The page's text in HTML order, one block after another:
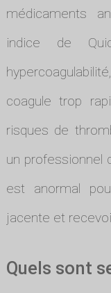
médicaments
indice de
coagule trop
risques de
un professionnel
est anormal
jacente et
Quels sont